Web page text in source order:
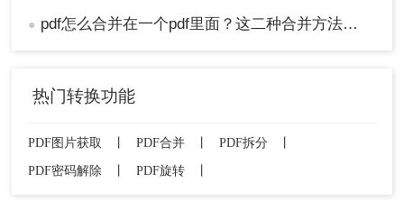
● pdf怎么合并在一个pdf里面？这二种合并方法了解下！
热门转换功能
PDF图片获取 PDF合并 PDF拆分
PDF密码解除
丨 PDF旋转 丨